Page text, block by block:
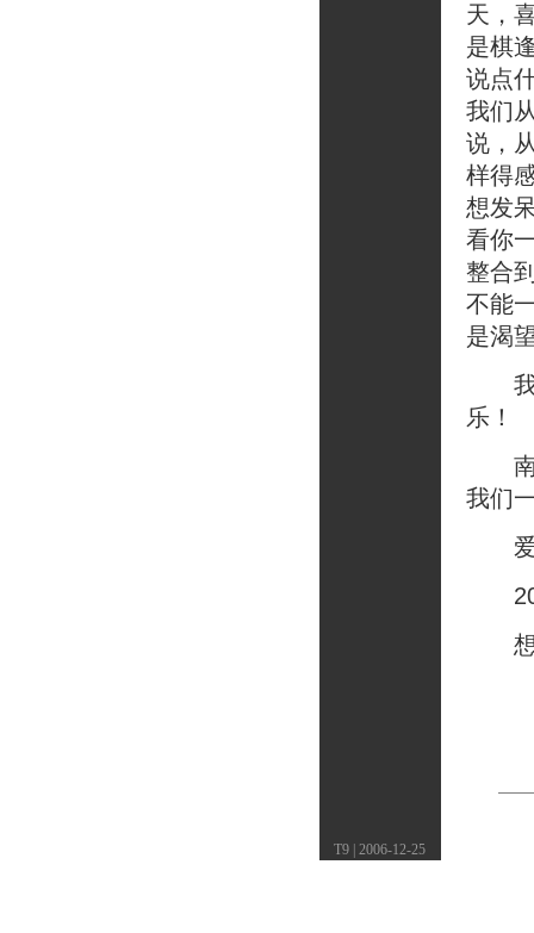
T9 | 2006-12-25
天，
是棋
说点
我们
说，
样得
想发
看你
整合
不能
是渴
我
乐！
南
我们
爱
想